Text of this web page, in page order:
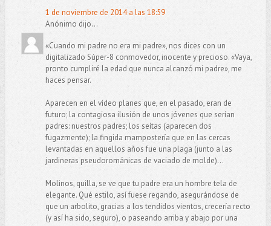
1 de noviembre de 2014 a las 18:59
Anónimo dijo...
«Cuando mi padre no era mi padre», nos dices con un
digitalizado Súper-8 conmovedor, inocente y precioso. «Vaya,
pronto cumpliré la edad que nunca alcanzó mi padre», me
haces pensar.
Aparecen en el vídeo planes que, en el pasado, eran de
futuro; la contagiosa ilusión de unos jóvenes que serían
padres: nuestros padres; los seítas (aparecen dos
fugazmente); la fingida mampostería que en las cercas
levantadas en aquellos años fue una plaga (junto a las
jardineras pseudorománicas de vaciado de molde)…
Molinos, quilla, se ve que tu padre era un hombre tela de
elegante. Qué estilo, así fuese regando, asegurándose de
que un arbolito, gracias a los tendidos vientos, crecería recto
(y así ha sido, seguro), o paseando arriba y abajo por una